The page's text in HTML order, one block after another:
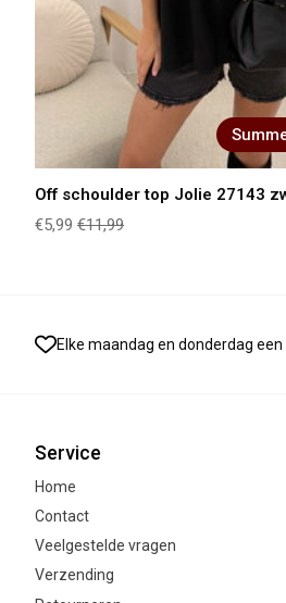
Off schoulder top Jolie 27143
€5,99 €11,99
Elke maandag en donderdag
Service
Home
Contact
Veelgestelde vragen
Verzending